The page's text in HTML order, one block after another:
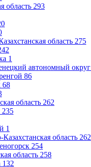
область 293
область 275
1
автономный округ
86
68
область 262
235
1
область 262
254
область 258
132